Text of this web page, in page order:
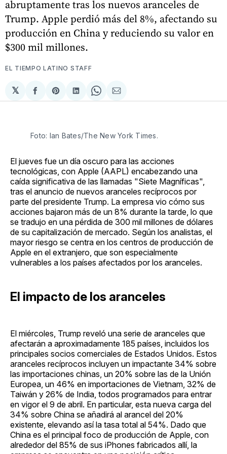
abruptamente tras los nuevos aranceles de
Trump. Apple perdió más del 8%, afectando su
producción en China y reduciendo su valor en
$300 mil millones.
EL TIEMPO LATINO STAFF
𝕏
Compartir
en
Share
on
Compartir
en
Share
on
Compartir
via
Foto: Ian Bates/The New York Times.
El jueves fue un día oscuro para las acciones
tecnológicas, con Apple (AAPL) encabezando una
caída significativa de las llamadas "Siete Magníficas",
tras el anuncio de nuevos aranceles recíprocos por
parte del presidente Trump. La empresa vio cómo sus
acciones bajaron más de un 8% durante la tarde, lo que
se tradujo en una pérdida de 300 mil millones de dólares
de su capitalización de mercado. Según los analistas, el
mayor riesgo se centra en los centros de producción de
Apple en el extranjero, que son especialmente
vulnerables a los países afectados por los aranceles.
El impacto de los aranceles
El miércoles, Trump reveló una serie de aranceles que
afectarán a aproximadamente 185 países, incluidos los
principales socios comerciales de Estados Unidos. Estos
aranceles recíprocos incluyen un impactante 34% sobre
las importaciones chinas, un 20% sobre las de la Unión
Europea, un 46% en importaciones de Vietnam, 32% de
Taiwán y 26% de India, todos programados para entrar
en vigor el 9 de abril. En particular, esta nueva carga del
34% sobre China se añadirá al arancel del 20%
existente, elevando así la tasa total al 54%. Dado que
China es el principal foco de producción de Apple, con
alrededor del 85% de sus iPhones fabricados allí, la